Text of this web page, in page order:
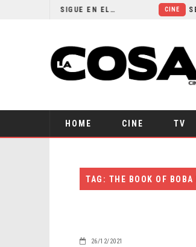
¿POR QUÉ FREE GUY 2 SIGUE EN EL LIMBO?
HOME CINE TV
TAG: THE BOOK OF BOBA
26/12/2021